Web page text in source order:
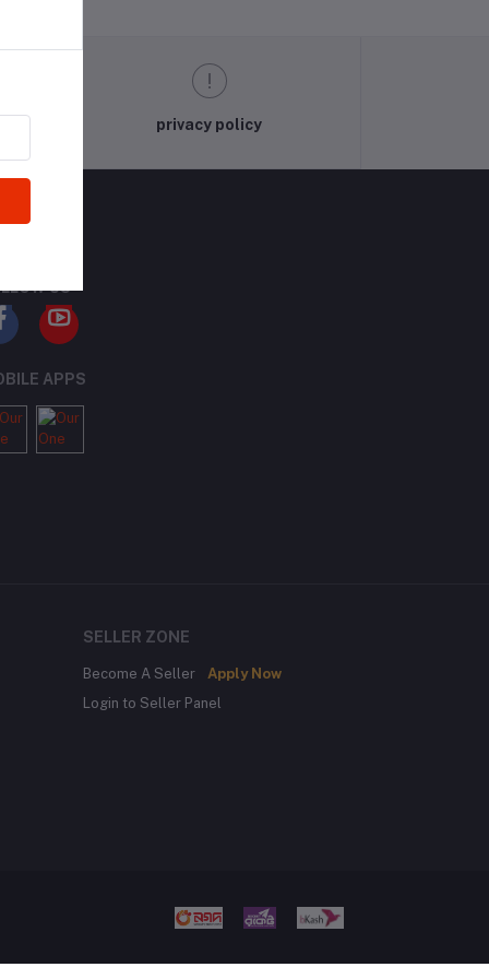
privacy policy
US
APPS
SELLER ZONE
Become A Seller
Apply Now
Login to Seller Panel